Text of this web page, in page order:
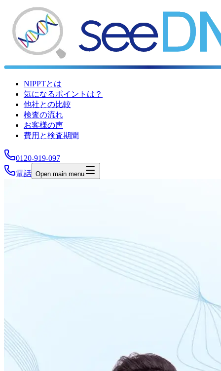
NIPPTとは
気になるポイントは？
他社との比較
検査の流れ
お客様の声
費用と検査期間
0120-919-097
電話 Open main menu